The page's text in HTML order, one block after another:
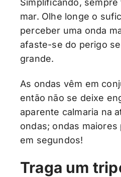
mar. Olhe longe o
perceber uma onda
afaste-se do perigo
grande.
As ondas vêm em
então não se deixe
aparente calmaria na
ondas; ondas
em segundos!
Traga um